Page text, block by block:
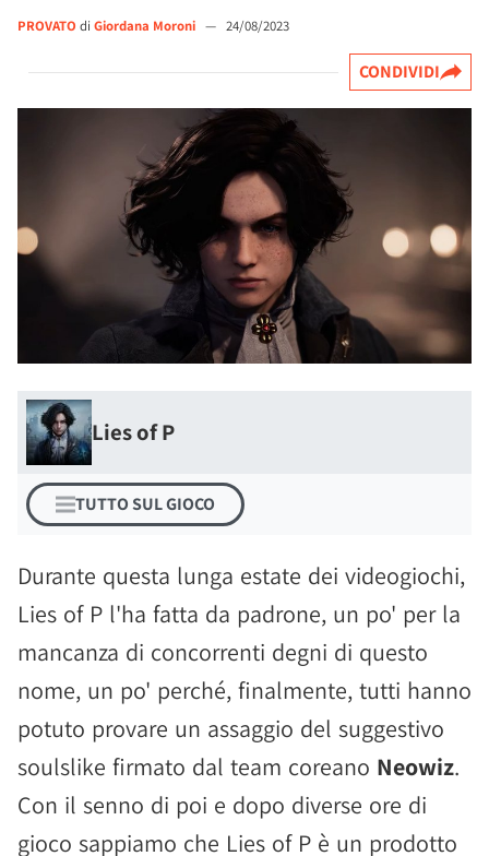
PROVATO di Giordana Moroni — 24/08/2023
CONDIVIDI
Lies of P
TUTTO SUL GIOCO
Durante questa lunga estate dei videogiochi,
Lies of P l'ha fatta da padrone, un po' per la
mancanza di concorrenti degni di questo
nome, un po' perché, finalmente, tutti hanno
potuto provare un assaggio del suggestivo
soulslike firmato dal team coreano Neowiz.
Con il senno di poi e dopo diverse ore di
gioco sappiamo che Lies of P è un prodotto